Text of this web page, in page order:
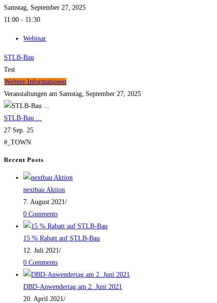
Samstag, September 27, 2025
11:00 - 11:30
Webinar
STLB-Bau
Test
Weitere Informationen
Veranstaltungen am Samstag, September 27, 2025
STLB-Bau ...
27 Sep. 25
#_TOWN
Recent Posts
nextbau Aktion
7. August 2021/
0 Comments
15 % Rabatt auf STLB-Bau
12. Juli 2021/
0 Comments
DBD-Anwendertag am 2. Juni 2021
20. April 2021/